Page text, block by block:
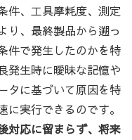
件、工具摩耗度、測定
り、最終製品から遡っ
件で発生したのかを特
発生時に曖昧な記憶や
タに基づいて原因を特
実行できるのです。
対応に留まらず、将来